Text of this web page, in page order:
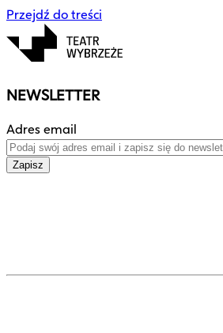
Przejdź do treści
NEWSLETTER
Adres email
Zapisz